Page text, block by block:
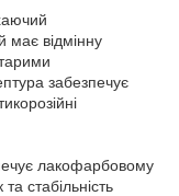
має відмінну
забезпечує
лакофарбовому
стабільність